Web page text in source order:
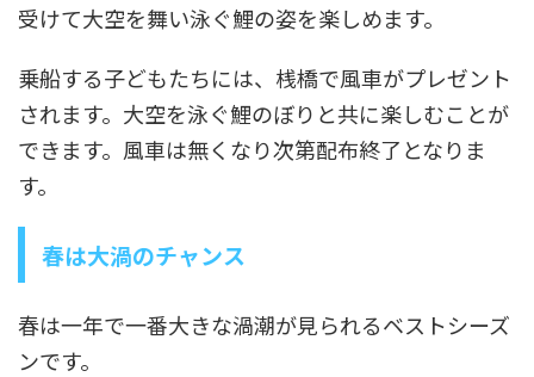
受けて大空を舞い泳ぐ鯉の姿を楽しめます。
乗船する子どもたちには、桟橋で風車がプレゼント
されます。大空を泳ぐ鯉のぼりと共に楽しむことが
できます。風車は無くなり次第配布終了となりま
す。
春は大渦のチャンス
春は一年で一番大きな渦潮が見られるベストシーズ
ンです。